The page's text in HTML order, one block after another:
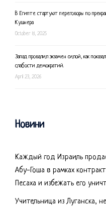
В Египте стартуют переговоры по
Кушнера
October 8, 2025
Запад провалил экзамен силой, как
слабости демократий.
April 23, 2026
Новини
Каждый год Израиль
Абу-Гоша в рамках
Песаха и избежать его
Учительница из Луганска,